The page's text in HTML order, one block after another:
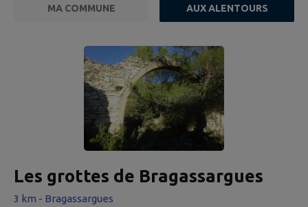
MA COMMUNE AUX ALENTOURS
Les grottes de Bragassargues
3 km - Bragassargues